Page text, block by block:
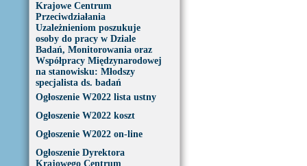
Krajowe Centrum
Przeciwdziałania
Uzależnieniom poszukuje
osoby do pracy w Dziale
Badań, Monitorowania oraz
Współpracy Międzynarodowej
na stanowisku: Młodszy
specjalista ds. badań
Ogłoszenie W2022 lista ustny
Ogłoszenie W2022 koszt
Ogłoszenie W2022 on-line
Ogłoszenie Dyrektora
Krajowego Centrum